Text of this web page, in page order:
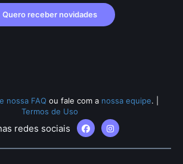
Quero receber novidades
nossa FAQ ou fale com a nossa equipe.
Termos de Uso
redes sociais